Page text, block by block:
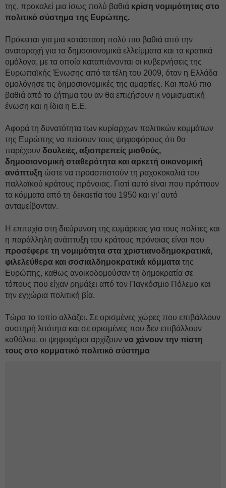
της, προκαλεί μια ίσως πολύ βαθιά κρίση νομιμότητας στο
πολιτικό σύστημα της Ευρώπης.
Πρόκειται για μια κατάσταση πολύ πιο βαθιά από την
αναταραχή για τα δημοσιονομικά ελλείμματα και τα κρατικά
ομόλογα, με τα οποία καταπιάνονται οι κυβερνήσεις της
Ευρωπαϊκής Ένωσης από τα τέλη του 2009, όταν η Ελλάδα
ομολόγησε τις δημοσιονομικές της αμαρτίες. Και πολύ πιο
βαθιά από το ζήτημα του αν θα επιζήσουν η νομισματική
ένωση και η ίδια η Ε.Ε.
Αφορά τη δυνατότητα των κυρίαρχων πολιτικών κομμάτων
της Ευρώπης να πείσουν τους ψηφοφόρους ότι θα
παρέχουν δουλειές, αξιοπρεπείς μισθούς,
δημοσιονομική σταθερότητα και αρκετή οικονομική
ανάπτυξη ώστε να προασπιστούν τη ραχοκοκαλιά του
παλλαϊκού κράτους πρόνοιας. Γιατί αυτό είναι που πράττουν
τα κόμματα από τη δεκαετία του 1950 και γι’ αυτό
ανταμείβονταν.
Η επιτυχία στη διεύρυνση της ευμάρειας για τους πολίτες και
η παράλληλη ανάπτυξη του κράτους πρόνοιας είναι που
προσέφερε τη νομιμότητα στα χριστιανοδημοκρατικά,
φιλελεύθερα και σοσιαλδημοκρατικά κόμματα της
Ευρώπης, καθως ανοικοδομούσαν τη δημοκρατία σε
τόπους που είχαν ρημάξει από τον Παγκόσμιο Πόλεμο και
την εγχώρια πολιτική βία.
Τώρα το τοπίο αλλάζει. Σε ορισμένες χώρες που επιβάλλουν
αυστηρή λιτότητα και σε ορισμένες που δεν επιβάλλουν
καθόλου, οι ψηφοφόροι αρχίζουν να χάνουν την πίστη
τους στο κομματικό πολιτικό σύστημα